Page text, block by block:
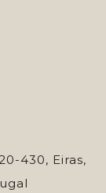
430, Eiras,